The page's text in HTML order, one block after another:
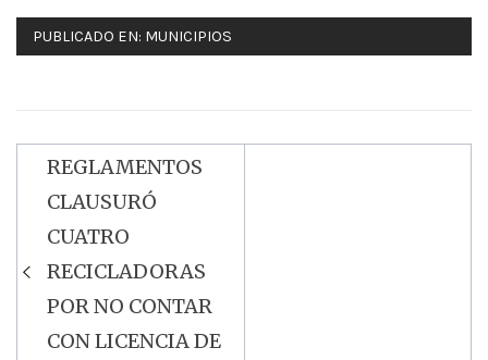
PUBLICADO EN: MUNICIPIOS
Navegación
de
entradas
REGLAMENTOS
CLAUSURÓ
CUATRO
RECICLADORAS
POR NO CONTAR
CON LICENCIA DE